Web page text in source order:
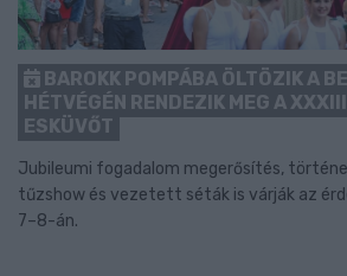
BAROKK POMPÁBA ÖLTÖZIK A
HÉTVÉGÉN RENDEZIK MEG A
ESKÜVŐT
Jubileumi fogadalom megerősítés,
tűzshow és vezetett séták is várják az
7–8-án.